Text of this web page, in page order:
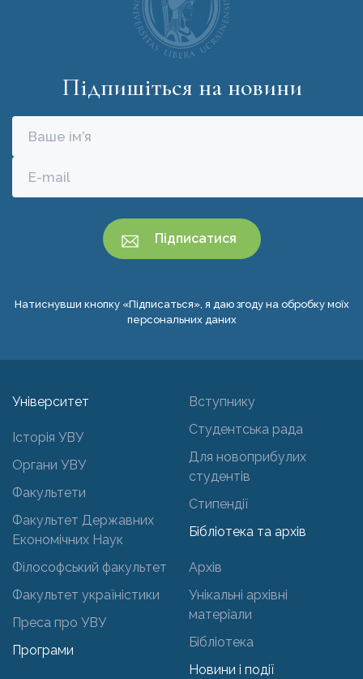
Підпишіться на новини
Натиснувши кнопку «Підписаться», я даю згоду на обробку моїх
персональних даних
Університет
Історія УВУ
Органи УВУ
Факультети
Факультет Державних
Економічних Наук
Філософський факультет
Факультет україністики
Преса про УВУ
Програми
Вступнику
Студентська рада
Для новоприбулих
студентів
Стипендії
Бібліотека та архів
Архів
Унікальні архівні
матеріали
Бібліотека
Новини і події